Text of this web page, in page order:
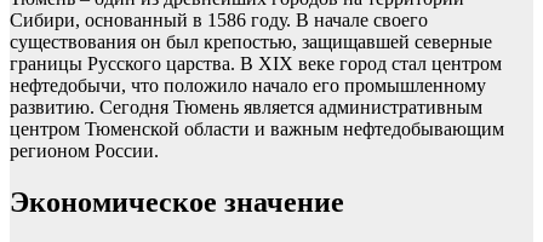
Сибири, основанный в 1586 году. В начале своего
существования он был крепостью, защищавшей северные
границы Русского царства. В XIX веке город стал центром
нефтедобычи, что положило начало его промышленному
развитию. Сегодня Тюмень является административным
центром Тюменской области и важным нефтедобывающим
регионом России.
Экономическое значение